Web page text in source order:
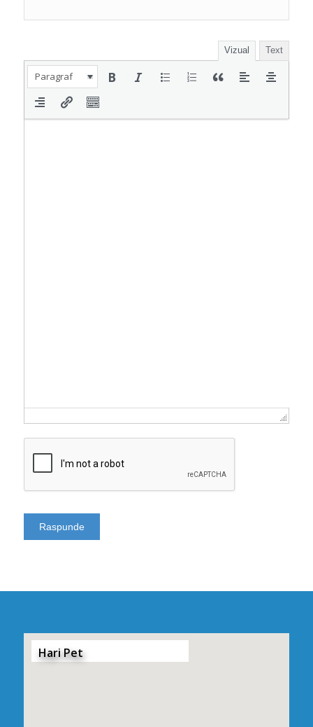
Vizual Text
Paragraf
Hari Pet